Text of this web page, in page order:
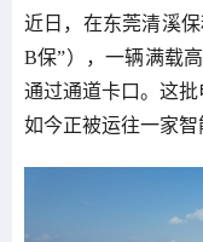
近日，在东莞清溪
B保”），一辆满载
通过通道卡口。这批
如今正被运往一家智